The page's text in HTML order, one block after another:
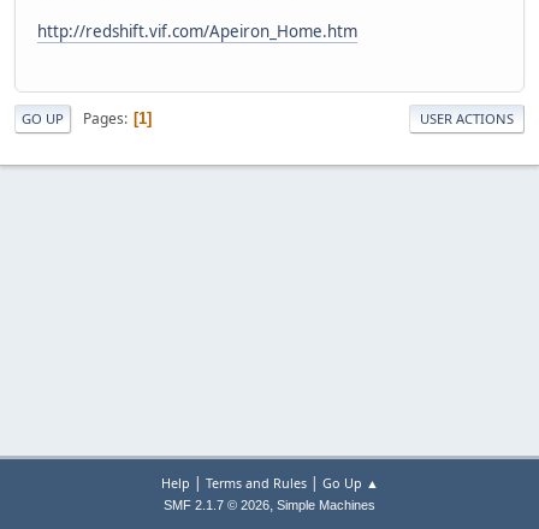
http://redshift.vif.com/Apeiron_Home.htm
GO UP Pages 1 USER ACTIONS
Help | Terms and Rules| Go Up ▲
SMF 2.1.7 © 2026, Simple Machines